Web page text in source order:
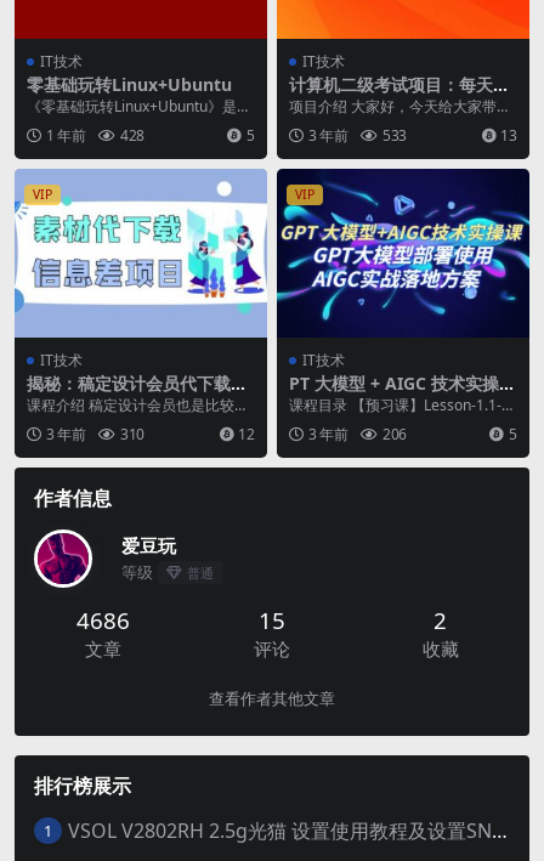
IT技术
零基础玩转Linux+Ubuntu
《零基础玩转Linux+Ubuntu》是一
套专为Linux初学者设计的课程，
帮...1 年前 428 5
IT技术
计算机二级考试项目：每天发
发图片，一单利润 19.9（附 2
43G 资料）
项目介绍 大家好，今天给大家带来
的项目是《一单利润19.9 一天能出
100单，每...
3 年前 533 13
VIP
IT技术
揭秘：稿定设计会员代下载，
信息差项目
课程介绍 稿定设计会员也是比较热
门的做图网站了，但是会员太贵
了，平常也就偶尔用一...
3 年前 310 12
VIP
IT技术
PT 大模型 + AIGC 技术实操
课：GPT 大模型部署使用 AIG
C 实战落地方案
课程目录 【预习课】Lesson-1.1-G
PT大模型基本概念； 【预习课】L
e... 3 年前 206 5
作者信息
爱豆玩
等级 普通
4686
文章
15
评论
2
收藏
查看作者其他文章
排行榜展示
1 VSOL V2802RH 2.5g光猫 设置使用教程及设置SN教程-附带稳定固件使用手册等